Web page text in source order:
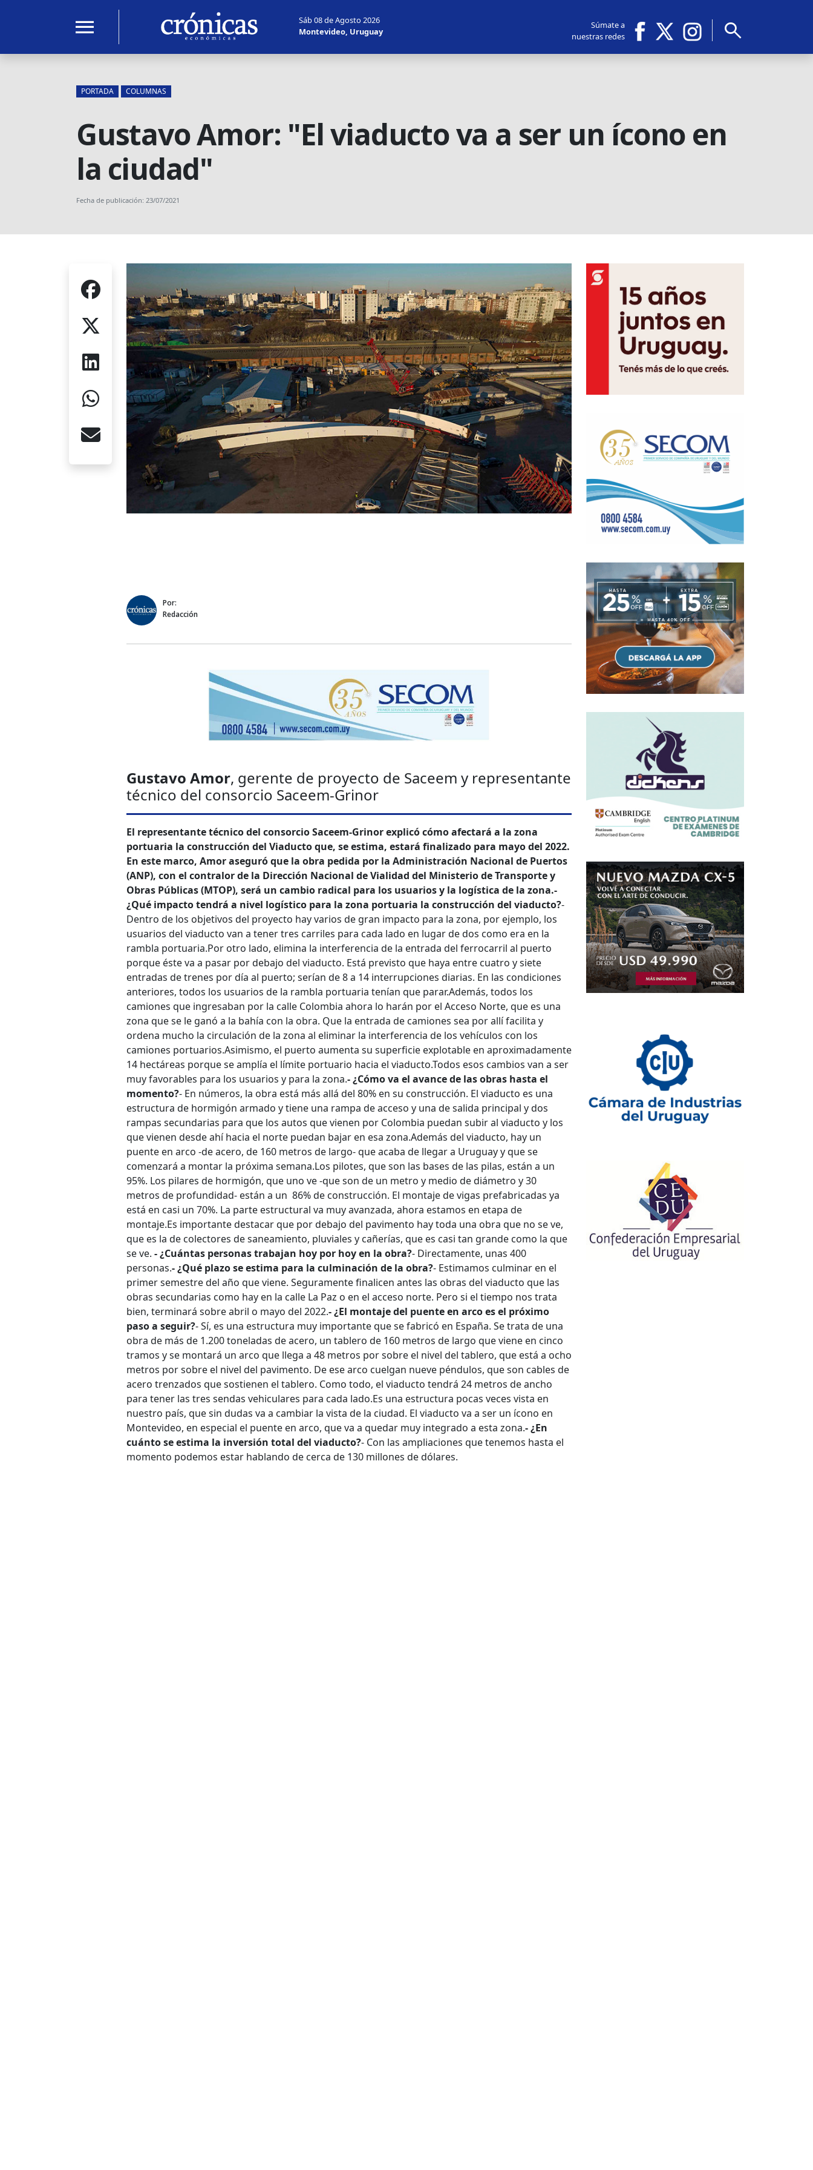
menu
Sáb 08 de Agosto 2026
Montevideo, Uruguay
Súmate a
nuestras redes
search
PORTADA COLUMNAS
Gustavo Amor: "El viaducto va a ser un ícono en
la ciudad"
Fecha de publicación: 23/07/2021
Por:
Redacción
Gustavo Amor, gerente de proyecto de Saceem y representante
técnico del consorcio Saceem-Grinor
El representante técnico del consorcio Saceem-Grinor explicó cómo afectará a la zona
portuaria la construcción del Viaducto que, se estima, estará finalizado para mayo del 2022.
En este marco, Amor aseguró que la obra pedida por la Administración Nacional de Puertos
(ANP), con el contralor de la Dirección Nacional de Vialidad del Ministerio de Transporte y
Obras Públicas (MTOP), será un cambio radical para los usuarios y la logística de la zona.-
¿Qué impacto tendrá a nivel logístico para la zona portuaria la construcción del viaducto?-
Dentro de los objetivos del proyecto hay varios de gran impacto para la zona, por ejemplo, los
usuarios del viaducto van a tener tres carriles para cada lado en lugar de dos como era en la
rambla portuaria.Por otro lado, elimina la interferencia de la entrada del ferrocarril al puerto
porque éste va a pasar por debajo del viaducto. Está previsto que haya entre cuatro y siete
entradas de trenes por día al puerto; serían de 8 a 14 interrupciones diarias. En las condiciones
anteriores, todos los usuarios de la rambla portuaria tenían que parar.Además, todos los
camiones que ingresaban por la calle Colombia ahora lo harán por el Acceso Norte, que es una
zona que se le ganó a la bahía con la obra. Que la entrada de camiones sea por allí facilita y
ordena mucho la circulación de la zona al eliminar la interferencia de los vehículos con los
camiones portuarios.Asimismo, el puerto aumenta su superficie explotable en aproximadamente
14 hectáreas porque se amplía el límite portuario hacia el viaducto.Todos esos cambios van a ser
muy favorables para los usuarios y para la zona.- ¿Cómo va el avance de las obras hasta el
momento?- En números, la obra está más allá del 80% en su construcción. El viaducto es una
estructura de hormigón armado y tiene una rampa de acceso y una de salida principal y dos
rampas secundarias para que los autos que vienen por Colombia puedan subir al viaducto y los
que vienen desde ahí hacia el norte puedan bajar en esa zona.Además del viaducto, hay un
puente en arco -de acero, de 160 metros de largo- que acaba de llegar a Uruguay y que se
comenzará a montar la próxima semana.Los pilotes, que son las bases de las pilas, están a un
95%. Los pilares de hormigón, que uno ve -que son de un metro y medio de diámetro y 30
metros de profundidad- están a un 86% de construcción. El montaje de vigas prefabricadas ya
está en casi un 70%. La parte estructural va muy avanzada, ahora estamos en etapa de
montaje.Es importante destacar que por debajo del pavimento hay toda una obra que no se ve,
que es la de colectores de saneamiento, pluviales y cañerías, que es casi tan grande como la que
se ve. - ¿Cuántas personas trabajan hoy por hoy en la obra?- Directamente, unas 400
personas.- ¿Qué plazo se estima para la culminación de la obra?- Estimamos culminar en el
primer semestre del año que viene. Seguramente finalicen antes las obras del viaducto que las
obras secundarias como hay en la calle La Paz o en el acceso norte. Pero si el tiempo nos trata
bien, terminará sobre abril o mayo del 2022.- ¿El montaje del puente en arco es el próximo
paso a seguir?- Sí, es una estructura muy importante que se fabricó en España. Se trata de una
obra de más de 1.200 toneladas de acero, un tablero de 160 metros de largo que viene en cinco
tramos y se montará un arco que llega a 48 metros por sobre el nivel del tablero, que está a ocho
metros por sobre el nivel del pavimento. De ese arco cuelgan nueve péndulos, que son cables de
acero trenzados que sostienen el tablero. Como todo, el viaducto tendrá 24 metros de ancho
para tener las tres sendas vehiculares para cada lado.Es una estructura pocas veces vista en
nuestro país, que sin dudas va a cambiar la vista de la ciudad. El viaducto va a ser un ícono en
Montevideo, en especial el puente en arco, que va a quedar muy integrado a esta zona.- ¿En
cuánto se estima la inversión total del viaducto?- Con las ampliaciones que tenemos hasta el
momento podemos estar hablando de cerca de 130 millones de dólares.